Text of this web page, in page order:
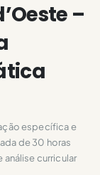
–
específica e
de 30 horas
análise curricular